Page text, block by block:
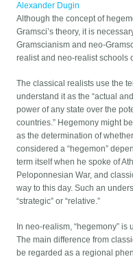
Alexander Dugin
Although the concept of
Gramsci’s theory, it is
Gramscianism and neo-
realist and neo-realist schools
The classical realists use the
understand it as the “actual
power of any state over the
countries.” Hegemony might
as the determination of
considered a “hegemon”
term itself when he spoke of
Peloponnesian War, and
way to this day. Such an
“strategic” or “relative.”
In neo-realism, “hegemony”
The main difference from
be regarded as a regional